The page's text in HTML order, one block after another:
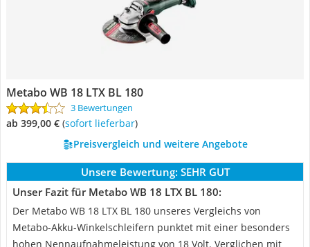
Metabo WB 18 LTX BL 180
3 Bewertungen
ab 399,00 € ( Sofort lieferbar)
Preisvergleich und weitere Angebote
Unsere Bewertung: SEHR GUT
Unser Fazit für Metabo WB 18 LTX BL 180:
Der Metabo WB 18 LTX BL 180 unseres Vergleichs von
Metabo-Akku-Winkelschleifern punktet mit einer besonders
hohen Nennaufnahmeleistung von 18 Volt. Verglichen mit